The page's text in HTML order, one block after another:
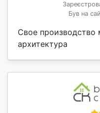
Був на
Свое производство
архитектура